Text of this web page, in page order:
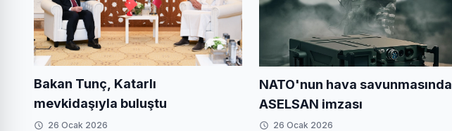
Bakan Tunç, Katarlı
mevkidaşıyla buluştu
26 Ocak 2026
NATO'nun hava savunmasında
ASELSAN imzası
26 Ocak 2026